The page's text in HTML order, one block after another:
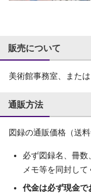
販売について
美術館事務室、また
通販方法
図録の通販価格（送
必ず図録名、冊
メモ等を同封して
代金は必ず現金で